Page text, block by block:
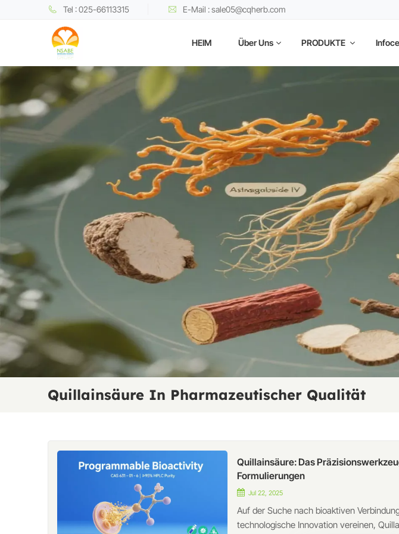
Tel : 025-66113315 E-Mail : sale05@cqherb.com
HEIM Über Uns PRODUKTE
Quillainsäure In Pharmazeutischer Qualität
Quillainsäure: Das
Formulierungen
Jul 22, 2025
Auf der Suche nach bioaktiven
technologische Innovation vereinen,